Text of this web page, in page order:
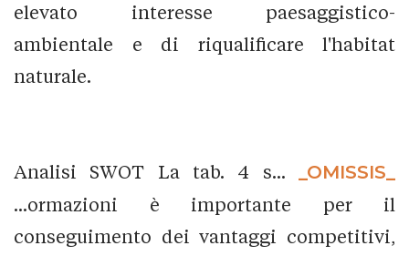
elevato interesse paesaggistico-
ambientale e di riqualificare l'habitat
naturale.
Analisi SWOT La tab. 4 s... _OMISSIS_
...ormazioni è importante per il
conseguimento dei vantaggi competitivi,